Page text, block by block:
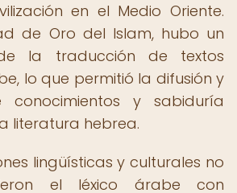
en el Medio Oriente.
de Oro del Islam, hubo un
la traducción de textos
lo que permitió la difusión y
conocimientos y sabiduría
literatura hebrea.
lingüísticas y culturales no
el léxico árabe con